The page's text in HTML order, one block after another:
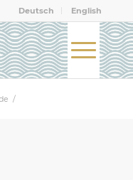
Deutsch English
/